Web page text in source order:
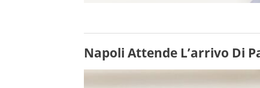
Napoli Attende L’arrivo Di